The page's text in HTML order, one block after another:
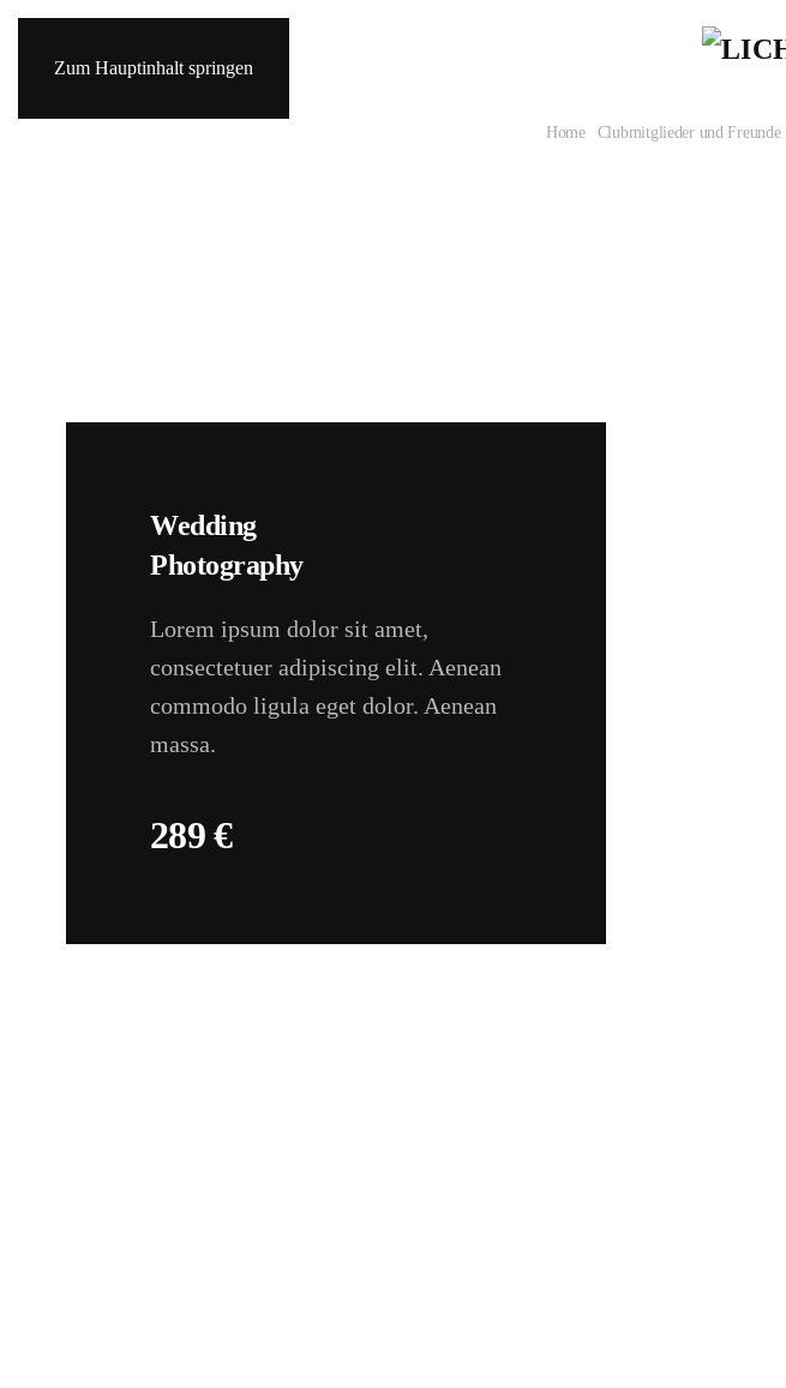
Zum Hauptinhalt springen
Home Clubmitglieder und Freunde
Wedding
Photogra­phy
Lorem ipsum dolor sit amet,
consectetuer adipiscing elit. Aenean
commodo ligula eget dolor. Aenean
massa.
289 €